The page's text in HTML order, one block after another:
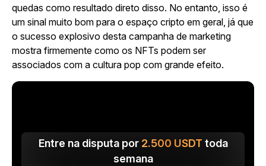
quedas como resultado direto disso. No entanto, isso é
um sinal muito bom para o espaço cripto em geral, já que
o sucesso explosivo desta campanha de marketing
mostra firmemente como os NFTs podem ser
associados com a cultura pop com grande efeito.
Entre na disputa por 2.500 USDT toda
semana